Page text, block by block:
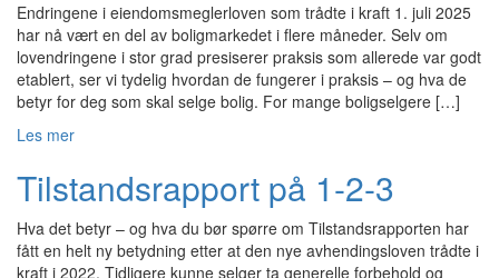
Endringene i eiendomsmeglerloven som trådte i kraft 1. juli 2025
har nå vært en del av boligmarkedet i flere måneder. Selv om
lovendringene i stor grad presiserer praksis som allerede var godt
etablert, ser vi tydelig hvordan de fungerer i praksis – og hva de
betyr for deg som skal selge bolig. For mange boligselgere […]
Les mer
Tilstandsrapport på 1-2-3
Hva det betyr – og hva du bør spørre om Tilstandsrapporten har
fått en helt ny betydning etter at den nye avhendingsloven trådte i
kraft i 2022. Tidligere kunne selger ta generelle forbehold og